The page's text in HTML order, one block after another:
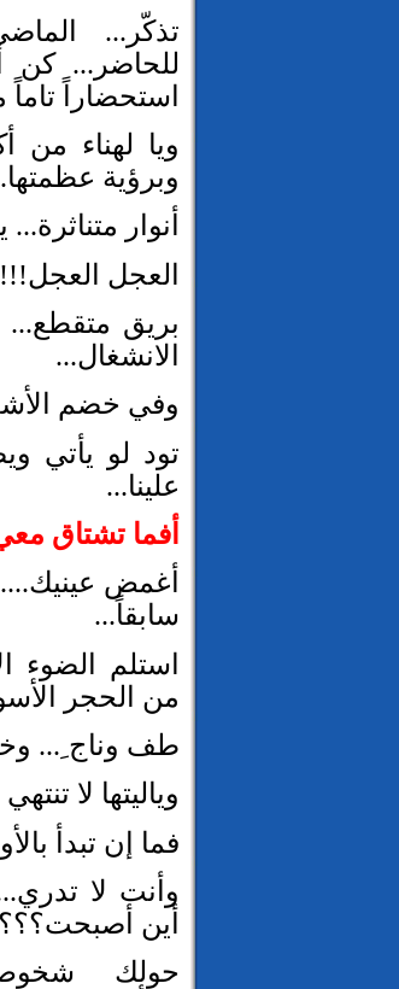
تذكّر...
للحاضر...
استحضاراً
ويا لهناء من
وبرؤية
أنوار
العجل
بريق متقطع...
الانشغال...
وفي خضم
تود لو يأتي
علينا...
أفما تشتاق
أغمض
سابقاً...
استلم الضوء
من الحجر
طف وناج ِ...
وياليتها لا
فما إن تبدأ
وأنت لا
أين
حولك